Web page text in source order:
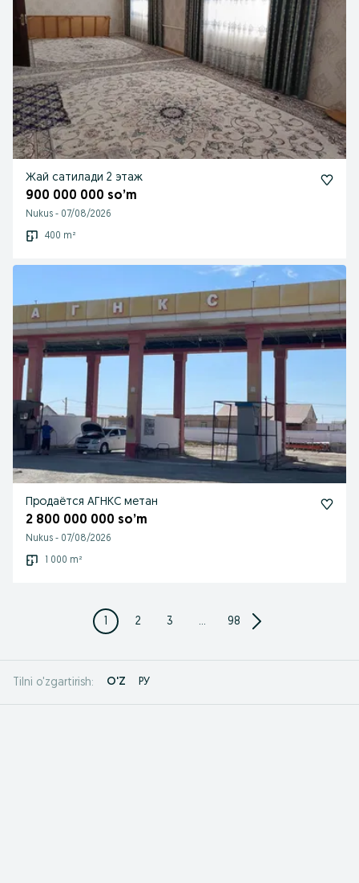
Жай сатилади 2 этаж
900 000 000 so’m
Nukus - 07/08/2026
400 m²
Продаётся АГНКС метан
2 800 000 000 so’m
Nukus - 07/08/2026
1 000 m²
1 2 3 ... 98
Tilni o'zgartirish: O'Z РУ